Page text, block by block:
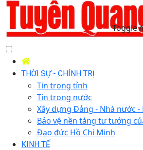
Toggle
THỜI SỰ - CHÍNH TRỊ
Tin trong tỉnh
Tin trong nước
Xây dựng Đảng - Nhà nước -
Bảo vệ nền tảng tư tưởng
Đạo đức Hồ Chí Minh
KINH TẾ